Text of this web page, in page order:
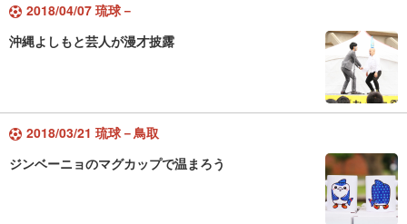
2018/04/07 琉球－
沖縄よしもと芸人が漫才披露
2018/03/21 琉球－鳥取
ジンベーニョのマグカップで温まろう